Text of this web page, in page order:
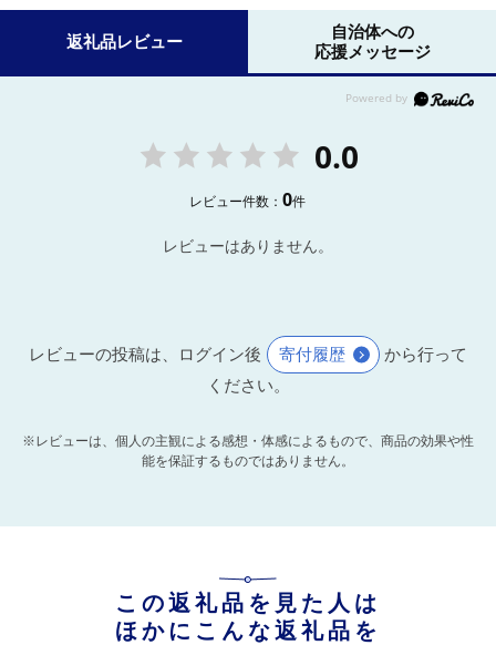
返礼品レビュー
自治体への
応援メッセージ
0.0
レビュー件数：0件
レビューはありません。
レビューの投稿は、ログイン後 寄付履歴
から行って
ください。
※レビューは、個人の主観による感想・体感によるもので、商品の効果や性
能を保証するものではありません。
この返礼品を見た人は
ほかにこんな返礼品を